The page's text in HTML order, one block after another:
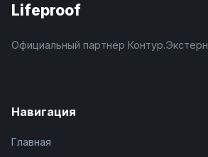
Lifeproof
Официальный партнёр Контур.Экстерн
Навигация
Главная